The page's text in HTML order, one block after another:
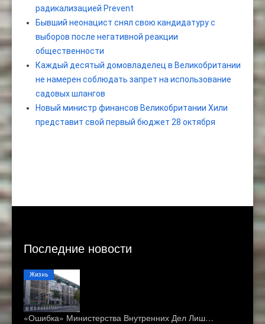
радикализацией Prevent
Бывший неонацист снял свою кандидатуру с
выборов после негативной реакции
общественности
Каждый десятый домовладелец в Великобритании
не намерен соблюдать запрет на использование
садовых шлангов
Новый министр финансов Великобритании Хили
представит свой первый бюджет 28 октября
Последние новости
«Ошибка» Министерства Внутренних Дел Лиш…
Жизнь